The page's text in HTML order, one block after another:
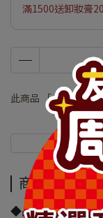
滿1500送卸妝膏
此商品 「 最高 」可
商品介紹
商品介紹
◆品牌名稱：日本